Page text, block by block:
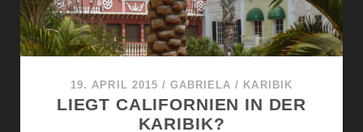
-
Reiseblog
und
19. APRIL 2015 / GABRIELA / KARIBIK
LIEGT CALIFORNIEN IN DER
KARIBIK?